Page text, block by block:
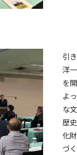
引
洋
を
よ
な
歴
化
づ